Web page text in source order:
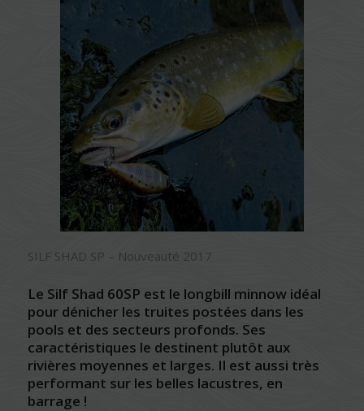
SILF SHAD SP – Nouveauté 2017
Le Silf Shad 60SP est le longbill minnow idéal
pour dénicher les truites postées dans les
pools et des secteurs profonds. Ses
caractéristiques le destinent plutôt aux
rivières moyennes et larges. Il est aussi très
performant sur les belles lacustres, en
barrage !